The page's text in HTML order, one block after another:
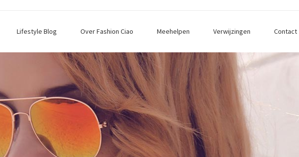
Lifestyle Blog Over Fashion Ciao Meehelpen Verwijzingen Contact